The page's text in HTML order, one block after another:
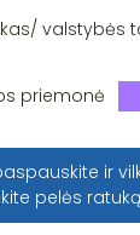
valstybės
priemonė
ir
pelės